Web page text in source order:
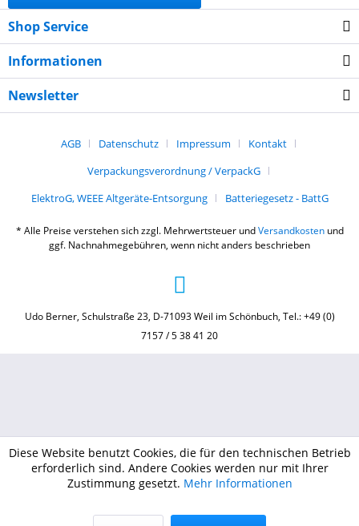
Shop Service
Informationen
Newsletter
AGB Datenschutz Impressum
Kontakt
Verpackungsverordnung / VerpackG
ElektroG, WEEE Altgeräte-Entsorgung
Batteriegesetz - BattG
* Alle Preise verstehen sich zzgl. Mehrwertsteuer undVersandkostenund
ggf. Nachnahmegebühren, wenn nicht anders beschrieben
Udo Berner, Schulstraße 23, D-71093 Weil im Schönbuch, Tel.: +49 (0)
7157 / 5 38 41 20
Diese Website benutzt Cookies, die für den technischen Betrieb
erforderlich sind. Andere Cookies werden nur mit Ihrer
Zustimmung gesetzt. Mehr Informationen